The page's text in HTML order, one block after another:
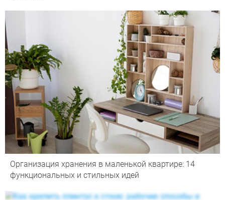
Организация хранения в маленькой квартире: 14
функциональных и стильных идей